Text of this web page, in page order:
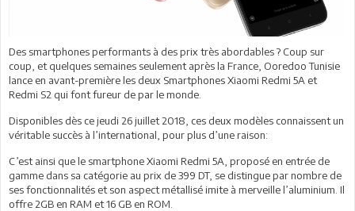
Des smartphones performants à des prix très abordables ? Coup sur
coup, et quelques semaines seulement après la France, Ooredoo Tunisie
lance en avant-première les deux Smartphones Xiaomi Redmi 5A et
Redmi S2 qui font fureur de par le monde.
Disponibles dès ce jeudi 26 juillet 2018, ces deux modèles connaissent un
véritable succès à l’international, pour plus d’une raison:
C’est ainsi que le smartphone Xiaomi Redmi 5A, proposé en entrée de
gamme dans sa catégorie au prix de 399 DT, se distingue par nombre de
ses fonctionnalités et son aspect métallisé imite à merveille l’aluminium. Il
offre 2GB en RAM et 16 GB en ROM.